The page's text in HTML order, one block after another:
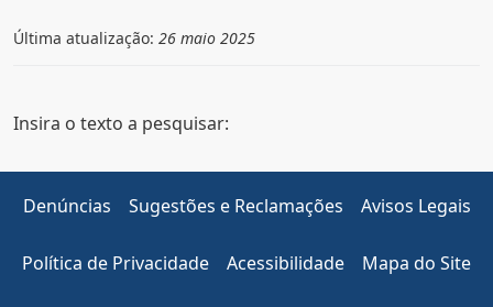
Última atualização: 26 maio 2025
Insira o texto a pesquisar:
Denúncias Sugestões e Reclamações Avisos Legais
Política de Privacidade Acessibilidade Mapa do Site